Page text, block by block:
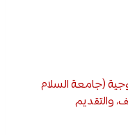
(جامعة السلام
والتقديم